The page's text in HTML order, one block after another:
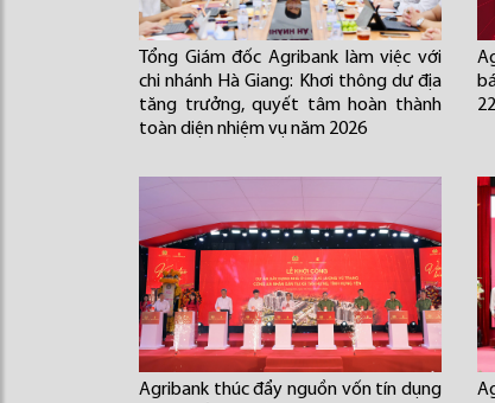
Tổng Giám đốc Agribank làm việc với
chi nhánh Hà Giang: Khơi thông dư địa
tăng trưởng, quyết tâm hoàn thành
toàn diện nhiệm vụ năm 2026
Agribank thúc đẩy nguồn vốn tín dụng